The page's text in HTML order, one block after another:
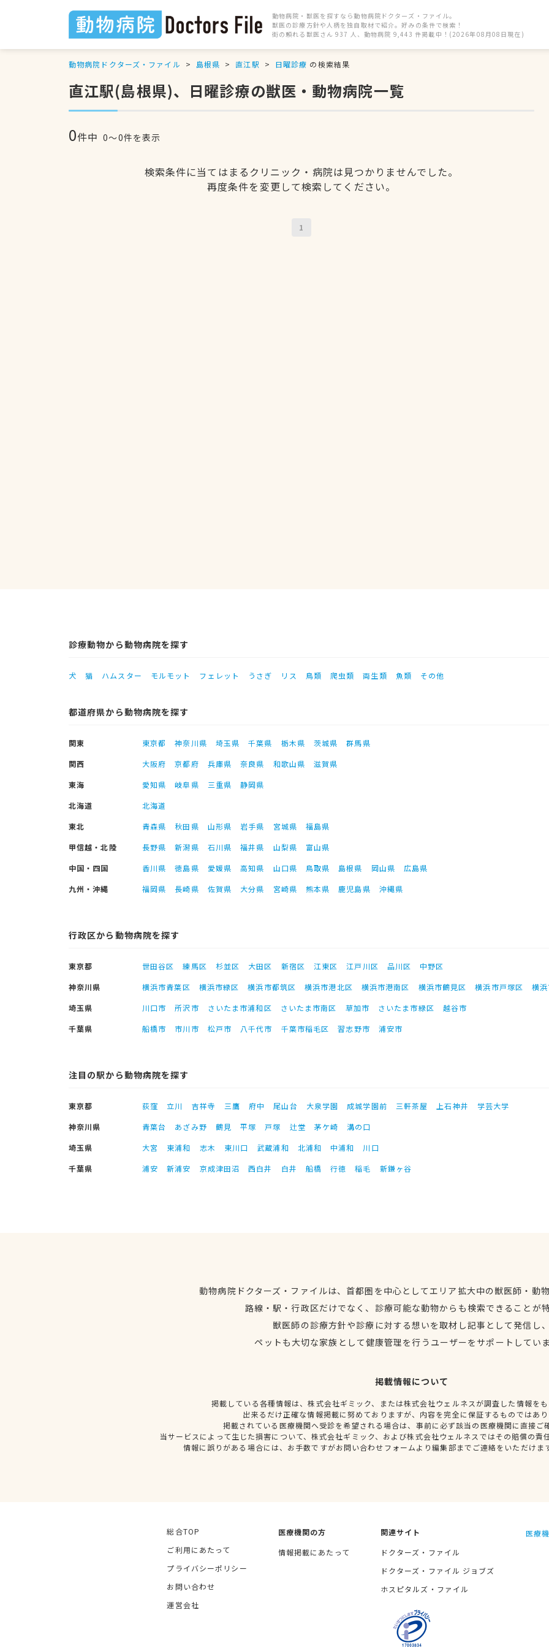
動物病院・獣医を探すなら動物病院ドクターズ・ファイル。
獣医の診療方針や人柄を独自取材で紹介。好みの条件で検索！
街の頼れる獣医さん 937 人、動物病院 9,443 件掲載中！(2026年08月08日現在)
動物病院ドクターズ・ファイル 島根県 直江駅 日曜診療 の検索結果
直江駅(島根県)、日曜診療の獣医・動物病院一覧
0件中 0〜0件を表示
検索条件に当てはまるクリニック・病院は見つかりませんでした。
再度条件を変更して検索してください。
1
診療動物から動物病院を探す
犬 猫 ハムスター モルモット フェレット うさぎ リス 鳥類 爬虫類 両生類 魚類 その他
都道府県から動物病院を探す
関東 東京都 神奈川県 埼玉県 千葉県 栃木県 茨城県
群馬県
関西
大阪府 京都府 兵庫県 奈良県 和歌山県
滋賀県
東海
愛知県 岐阜県 三重県
静岡県
北海道
北海道
東北
青森県 秋田県 山形県 岩手県 宮城県
福島県
甲信越・北陸
長野県 新潟県 石川県 福井県 山梨県
富山県
中国・四国
香川県 徳島県 愛媛県 高知県 山口県 鳥取県 島根県 岡山県
広島県
九州・沖縄
福岡県 長崎県 佐賀県 大分県 宮崎県 熊本県 鹿児島県 沖縄県
行政区から動物病院を探す
東京都 世田谷区 練馬区 杉並区 大田区 新宿区 江東区 江戸川区 品川区
中野区
神奈川県
横浜市青葉区 横浜市緑区 横浜市都筑区 横浜市港北区 横浜市港南区 横浜市鶴見区 横浜市戸塚区
横
埼玉県
川口市 所沢市 さいたま市浦和区 さいたま市南区 草加市 さいたま市緑区
越谷市
千葉県
船橋市 市川市 松戸市 八千代市 千葉市稲毛区 習志野市 浦安市
注目の駅から動物病院を探す
東京都 荻窪 立川 吉祥寺 三鷹 府中 尾山台 大泉学園 成城学園前 三軒茶屋 上石神井
学芸大学
神奈川県
青葉台 あざみ野 鶴見 平塚 戸塚 辻堂 茅ケ崎
溝の口
埼玉県
大宮 東浦和 志木 東川口 武蔵浦和 北浦和 中浦和
川口
千葉県
浦安 新浦安 京成津田沼 西白井 白井 船橋 行徳 稲毛 新鎌ヶ谷
動物病院ドクターズ・ファイルは、首都圏を中心としてエリア拡大中の獣医師・動
路線・駅・行政区だけでなく、診療可能な動物からも検索できることが
獣医師の診療方針や診療に対する想いを取材し記事として発信し
ペットも大切な家族として健康管理を行うユーザーをサポートしてい
掲載情報について
掲載している各種情報は、株式会社ギミック、または株式会社ウェルネスが調査した情報を
出来るだけ正確な情報掲載に努めておりますが、内容を完全に保証するものではあ
掲載されている医療機関へ受診を希望される場合は、事前に必ず該当の医療機関に直接ご
当サービスによって生じた損害について、株式会社ギミック、および株式会社ウェルネスではその賠償の責
情報に誤りがある場合には、お手数ですがお問い合わせフォームより編集部までご連絡をいただけま
総合TOP
ご利用にあたって
プライバシーポリシー
お問い合わせ
運営会社
医療機関の方
情報掲載にあたって
関連サイト
ドクターズ・ファイル
ドクターズ・ファイル ジョブズ
ホスピタルズ・ファイル
医療